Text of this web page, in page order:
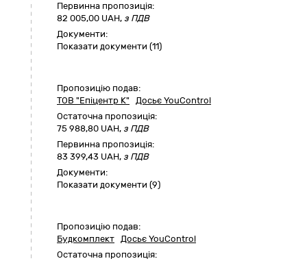
Первинна пропозиція:
82 005,00 UAH, з ПДВ
Документи:
Показати документи (11)
Пропозицію подав:
ТОВ "Епіцентр К" Досьє YouControl
Остаточна пропозиція:
75 988,80 UAH, з ПДВ
Первинна пропозиція:
83 399,43 UAH, з ПДВ
Документи:
Показати документи (9)
Пропозицію подав:
Будкомплект Досьє YouControl
Остаточна пропозиція: